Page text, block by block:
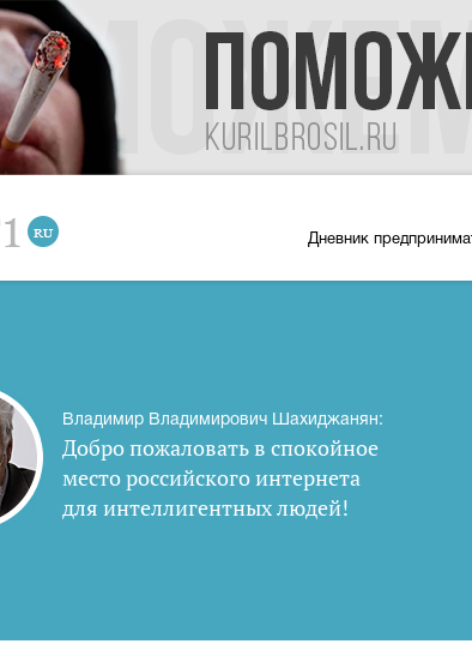
Дневник
Владимир Владимирович Шахиджанян:
Добро пожаловать в спокойное
место российского интернета
для интеллигентных людей!